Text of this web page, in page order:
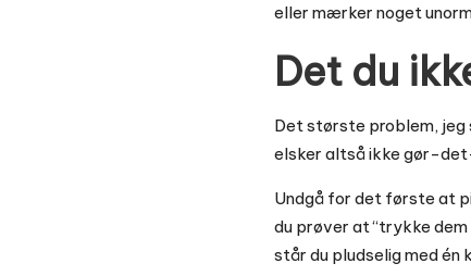
eller mærker noget
Det du
Det største problem, jeg
elsker altså ikke gør-
Undgå for det første at
du prøver at “trykke
står du pludselig med én